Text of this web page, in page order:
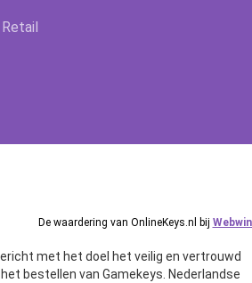
De waardering van OnlineKeys.nl bij
met het doel het veilig en vertrouwd
bestellen van Gamekeys. Nederlandse